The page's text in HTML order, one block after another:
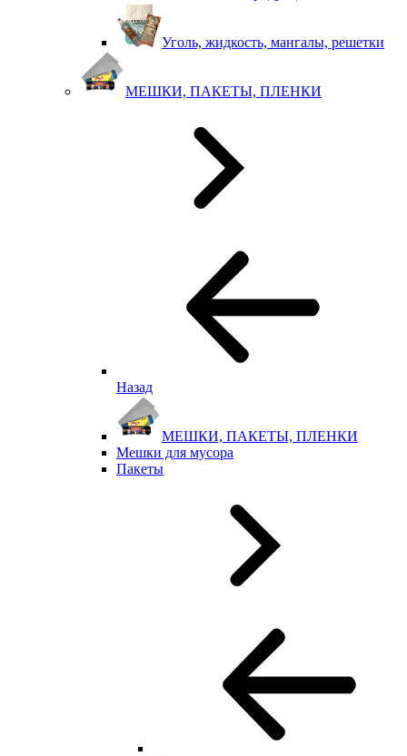
Уголь, жидкость, мангалы, решетки
МЕШКИ, ПАКЕТЫ, ПЛЕНКИ
Назад
МЕШКИ, ПАКЕТЫ, ПЛЕНКИ
Мешки для мусора
Пакеты